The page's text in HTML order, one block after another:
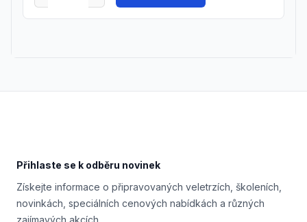
Přihlaste se k odběru novinek
Získejte informace o připravovaných veletrzích, školeních,
novinkách, speciálních cenových nabídkách a různých
zajímavých akcích.